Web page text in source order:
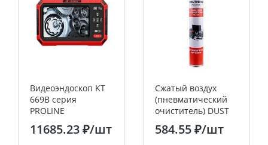
Видеоэндоскоп KT
669В серия
PROLINE
11685.23 ₽/шт
Сжатый воздух
(пневматический
очиститель) DUST
OFF, аэрозоль 720
мл REXANT REXANT
584.55 ₽/шт